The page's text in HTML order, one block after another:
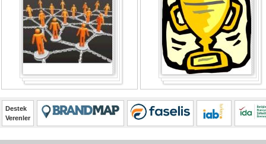
Destek
Verenler